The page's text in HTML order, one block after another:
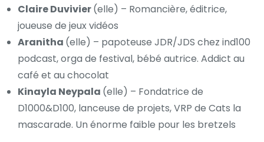
Claire Duvivier(elle) – Romancière, éditrice,
joueuse de jeux vidéos
Aranitha (elle) – papoteuse JDR/JDS chez ind100
podcast, orga de festival, bébé autrice. Addict au
café et au chocolat
Kinayla Neypala (elle) – Fondatrice de
D1000&D100, lanceuse de projets, VRP de Cats la
mascarade. Un énorme faible pour les bretzels